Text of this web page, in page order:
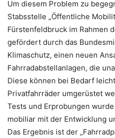
Um diesem Problem zu
Stabsstelle „Öffentliche
Fürstenfeldbruck im Rahmen
gefördert durch das
Klimaschutz, einen neuen
Fahrradabstellanlagen, die
Diese können bei Bedarf
Privatfahrräder umgerüstet
Tests und Erprobungen
mobiliar mit der Entwicklung
Das Ergebnis ist der